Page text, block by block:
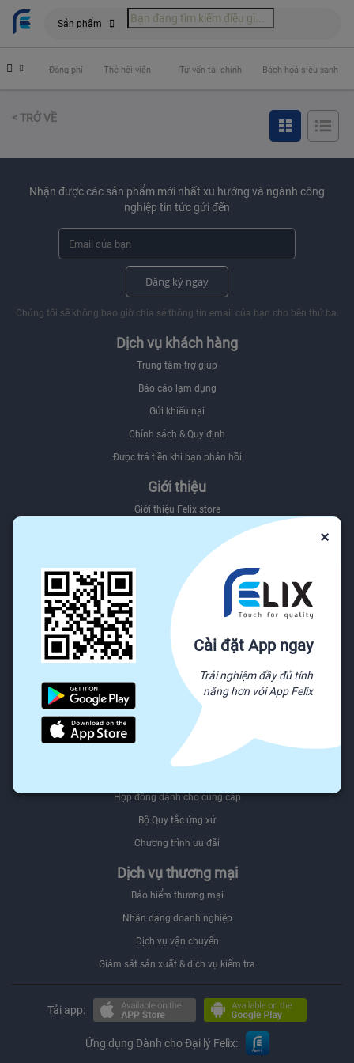
Sản phẩm
Đóng phí Thẻ hội viên Tư vấn tài chính Bách hoá siêu xanh
< TRỞ VỀ
Nhận được các sản phẩm mới nhất xu hướng và ngành công
nghiệp tin tức gửi đến
Đăng ký ngay
Chúng tôi sẽ không bao giờ chia sẻ thông tin email của bạn cho bên thứ ba.
Dịch vụ khách hàng
Trung tâm trợ giúp
Báo cáo lạm dụng
Gửi khiếu nại
Chính sách & Quy định
Được trả tiền khi bạn phản hồi
Giới thiệu
Giới thiệu Felix.store
Sơ đồ website
Felix.store Blog
Tìm nguồn hàng trên Felix.store
Tất cả danh mục
Yêu cầu báo giá
Sẵn sàng vận chuyển
Người mua Đối tác
Felix.store Select
Hợp đồng dành cho cung cấp
Bộ Quy tắc ứng xử
Chương trình ưu đãi
Dịch vụ thương mại
Bảo hiểm thương mại
Nhận dạng doanh nghiệp
Dịch vụ vận chuyển
Giám sát sản xuất & dịch vụ kiểm tra
Tải app:
Ứng dụng Dành cho Đại lý Felix:
×
Cài đặt App ngay
Trải nghiệm đầy đủ tính
năng hơn với App Felix